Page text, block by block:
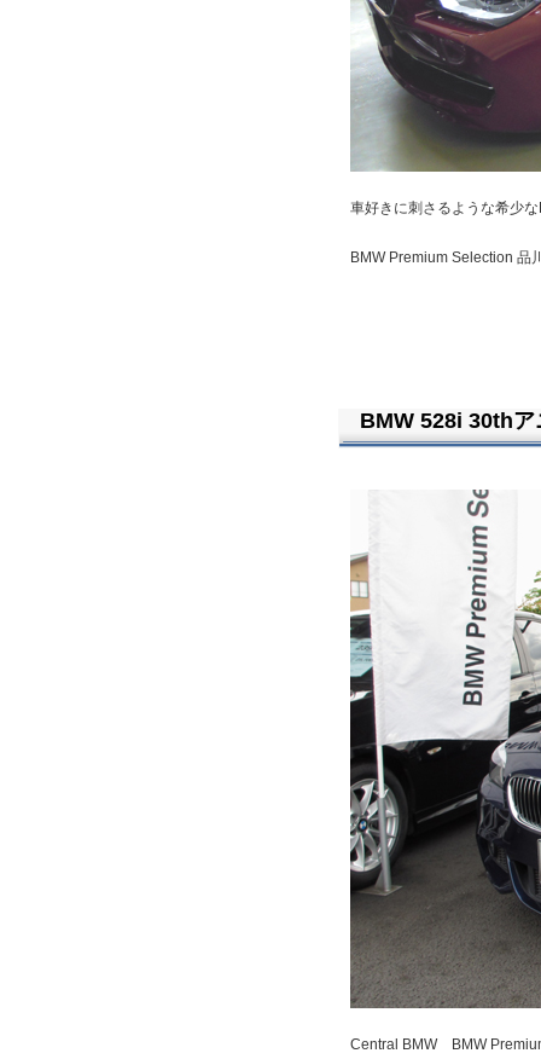
車好きに刺さるような希少
BMW Premium Selection 品
BMW 528i 30thア
Central BMW BMW